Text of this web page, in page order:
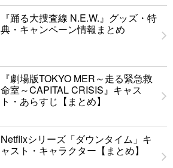
『踊る大捜査線 N.E.W.』グッズ・特
典・キャンペーン情報まとめ
『劇場版TOKYO MER～走る緊急救
命室～CAPITAL CRISIS』キャス
ト・あらすじ【まとめ】
Netflixシリーズ「ダウンタイム」キ
ャスト・キャラクター【まとめ】